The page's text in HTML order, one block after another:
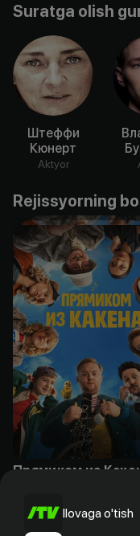
Suratga olish
Штеффи
Кюнерт
Aktyor
Rejissyorning
Прямиком из
Ilovaga o'tish